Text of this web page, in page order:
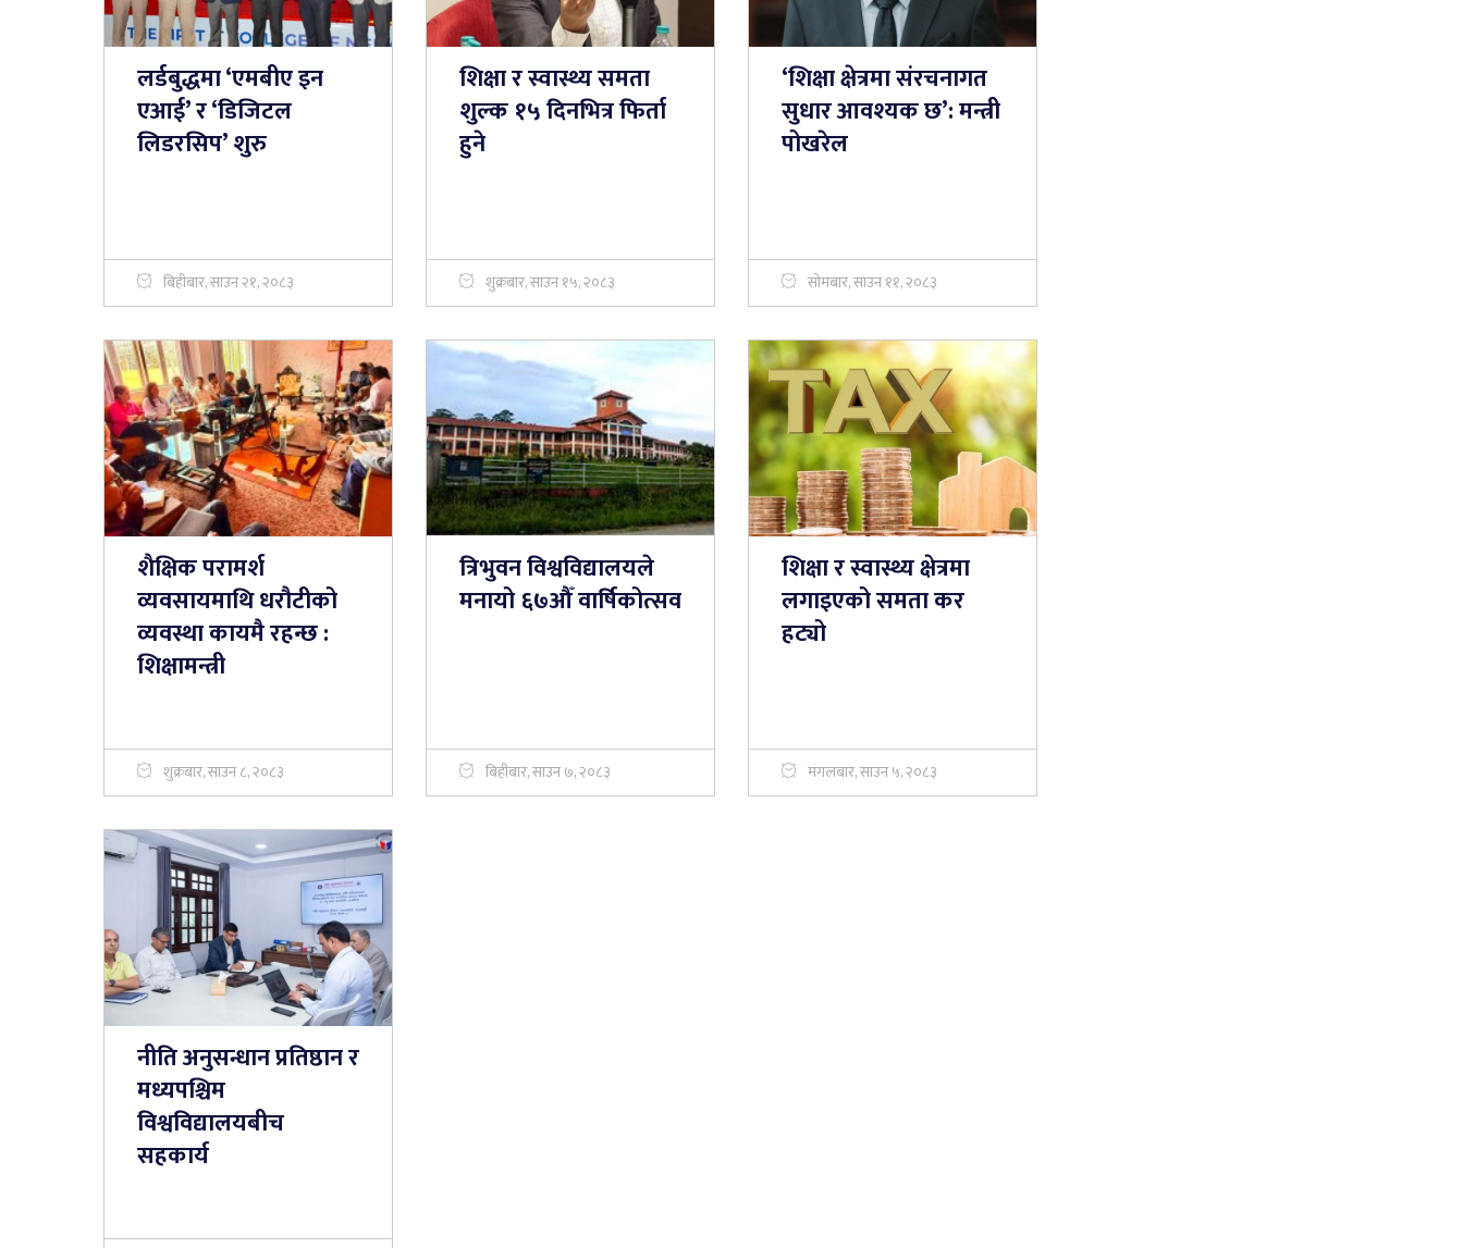
लर्डबुद्धमा ‘एमबीए इन
एआई’ र ‘डिजिटल
लिडरसिप’ शुरु
बिहीबार, साउन २१, २०८३
शिक्षा र स्वास्थ्य समता
शुल्क १५ दिनभित्र फिर्ता
हुने
शुक्रबार, साउन १५, २०८३
‘शिक्षा क्षेत्रमा संरचनागत
सुधार आवश्यक छ’: मन्त्री
पोखरेल
सोमबार, साउन ११, २०८३
शैक्षिक परामर्श
व्यवसायमाथि धरौटीको
व्यवस्था कायमै रहन्छ :
शिक्षामन्त्री
शुक्रबार, साउन ८, २०८३
त्रिभुवन विश्वविद्यालयले
मनायो ६७औँ वार्षिकोत्सव
बिहीबार, साउन ७, २०८३
शिक्षा र स्वास्थ्य क्षेत्रमा
लगाइएको समता कर
हट्यो
मंगलबार, साउन ५, २०८३
नीति अनुसन्धान प्रतिष्ठान र
मध्यपश्चिम
विश्वविद्यालयबीच
सहकार्य